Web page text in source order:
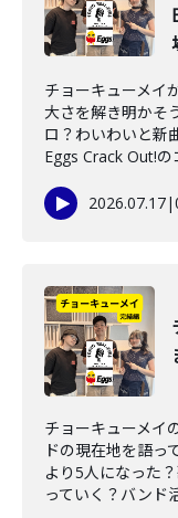
チョーキューメイ
大さを解き明かそ
ロ？わいわいと新
Eggs Crack Out!の
2026.07.17|
チョーキューメイ
ドの現在地を語っ
より5人になった
っていく？バンド